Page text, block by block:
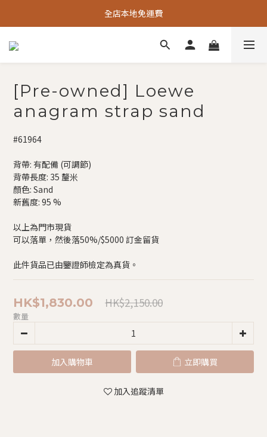
全店本地免運費
[Pre-owned] Loewe
anagram strap sand
#61964
背帶: 有配備 (可調節)
背帶長度: 35 釐米
顏色: Sand
新舊度: 95 %
以上為門市現貨
可以落單，然後落50%/$5000 訂金留貨
此件貨品已由鑒證師檢定為真貨。
HK$1,830.00 HK$2,150.00
數量
加入購物車 立即購買
加入追蹤清單